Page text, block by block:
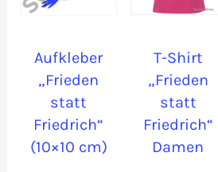
Aufkleber
„Frieden
statt
Friedrich“
(10×10 cm)
T-Shirt
„Frieden
statt
Friedrich“
Damen